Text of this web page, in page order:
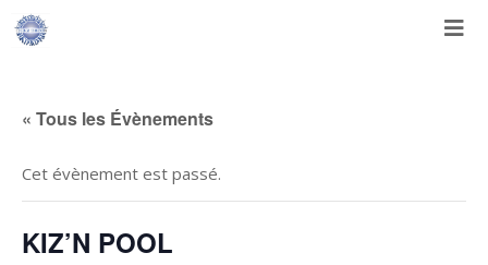
Aller
« Tous les Évènements
Cet évènement est passé.
KIZ’N POOL